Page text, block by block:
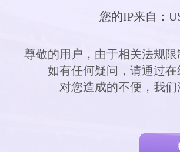
您的IP来自：
尊敬的用户，由于相关法
如有任何疑问，请通
对您造成的不便，